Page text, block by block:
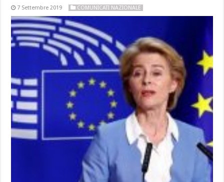
7 Settembre 2019 COMUNICATI NAZIONALE